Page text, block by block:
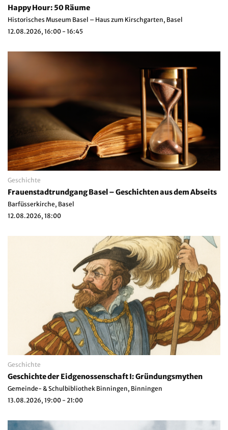
Happy Hour: 50 Räume
Historisches Museum Basel – Haus zum Kirschgarten, Basel
12.08.2026, 16:00 - 16:45
Geschichte
Frauenstadtrundgang Basel – Geschichten aus dem Abseits
Barfüsserkirche, Basel
12.08.2026, 18:00
Geschichte
Geschichte der Eidgenossenschaft I: Gründungsmythen
Gemeinde- & Schulbibliothek Binningen, Binningen
13.08.2026, 19:00 - 21:00